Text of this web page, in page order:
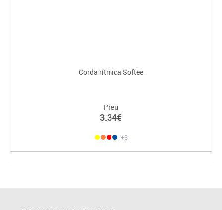
Corda rítmica Softee
Preu
3.34€
+3